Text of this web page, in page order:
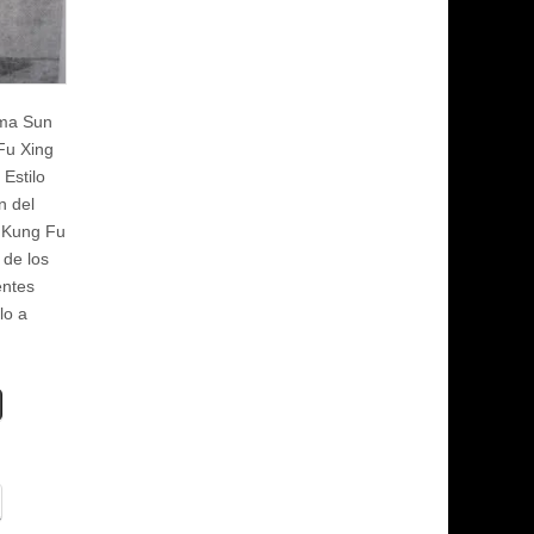
Sun
Xing
del
Fu
los
a